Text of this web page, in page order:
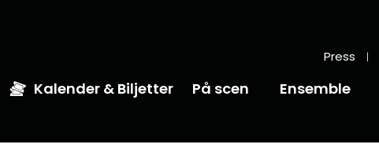
Press
Kalender & Biljetter På scen Ensemble